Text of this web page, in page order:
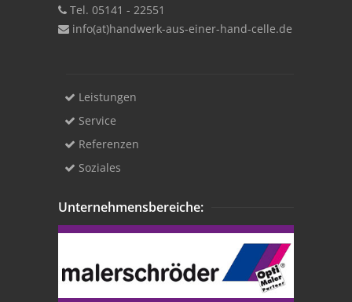
Tel. 05141 - 22551
info(at)handwerk-aus-einer-hand-celle.de
Leistungen
Service
Referenzen
Soziales
Unternehmensbereiche: